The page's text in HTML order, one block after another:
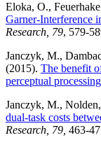
Eloka, O.,
Garner-Interference
Research, 79, 579-
Janczyk, M.,
(2015). The benefit
perceptual
Janczyk, M.,
dual-task costs
Research, 79, 463-